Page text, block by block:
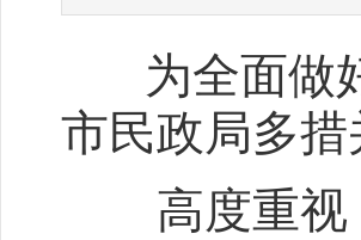
为全面做好
市民政局多
高度重视，